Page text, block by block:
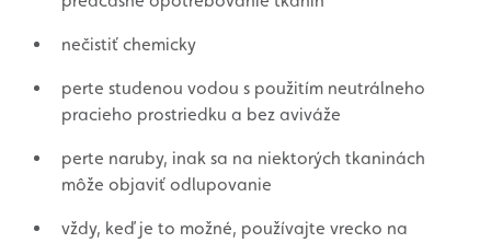
nečistiť chemicky
perte studenou vodou s použitím neutrálneho
pracieho prostriedku a bez aviváže
perte naruby, inak sa na niektorých tkaninách
môže objaviť odlupovanie
vždy, keď je to možné, používajte vrecko na